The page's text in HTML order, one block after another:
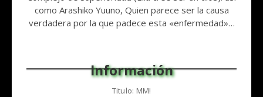
como Arashiko Yuuno, Quien parece ser la causa
verdadera por la que padece esta «enfermedad»…
Titulo: MM!